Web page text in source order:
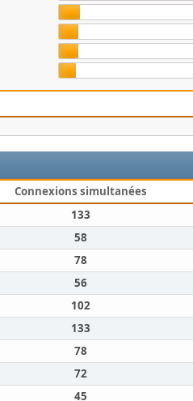
Connexions simultanées
133
58
78
56
102
133
78
72
45